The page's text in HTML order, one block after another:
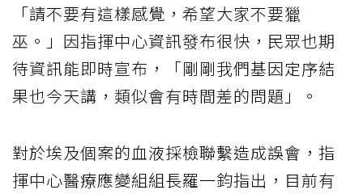
「請不要有這樣感覺，希望大家不要獵
巫。」因指揮中心資訊發布很快，民眾也期
待資訊能即時宣布，「剛剛我們基因定序結
果也今天講，類似會有時間差的問題」。
對於埃及個案的血液採檢聯繫造成誤會，指
揮中心醫療應變組組長羅一鈞指出，目前有